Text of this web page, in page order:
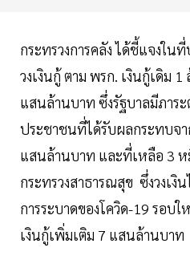
กระทรวงการคลัง ได้ชี้แจงใน
วงเงินกู้ ตาม พรก. เงินกู้เดิม
แสนล้านบาท ซึ่งรัฐบาลมีภาระ
ประชาชนที่ได้รับผลกระทบจ
แสนล้านบาท และที่เหลือ 3
กระทรวงสาธารณสุข ซึ่งวงเงิ
การระบาดของโควิด-19 รอบ
เงินกู้เพิ่มเติม 7 แสนล้านบาท